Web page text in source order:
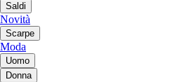
Saldi
Novità
Scarpe
Moda
Uomo
Donna